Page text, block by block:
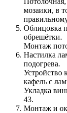
мозаики, в
Облицовка
обрешётки.
Монтаж
Настилка
подогрева.
Устройство
кафель с
Укладка
43.
Монтаж и